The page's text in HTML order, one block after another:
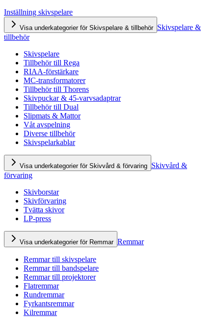
Inställning skivspelare
Visa underkategorier för Skivspelare & tillbehör Skivspelare &
tillbehör
Skivspelare
Tillbehör till Rega
RIAA-förstärkare
MC-transformatorer
Tillbehör till Thorens
Skivpuckar & 45-varvsadaptrar
Tillbehör till Dual
Slipmats & Mattor
Våt avspelning
Diverse tillbehör
Skivspelarkablar
Visa underkategorier för Skivvård & förvaring Skivvård &
förvaring
Skivborstar
Skivförvaring
Tvätta skivor
LP-press
Visa underkategorier för Remmar Remmar
Remmar till skivspelare
Remmar till bandspelare
Remmar till projektorer
Flatremmar
Rundremmar
Fyrkantsremmar
Kilremmar